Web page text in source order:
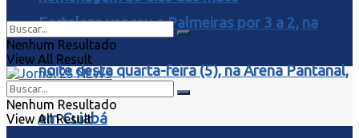
Fortaleza venceu o Palmeiras por 3 a 2, na
noite desta quarta-feira (5), na Arena Pantanal,
em Cuiabá
Nenhum Resultado
View All Result
Nenhum Resultado
View All Result